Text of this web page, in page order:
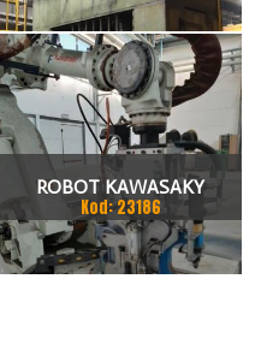
2000
ROBOT KAWASAKY
Kod: 23186